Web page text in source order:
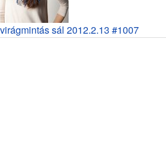
sál 2012.2.13 #1007